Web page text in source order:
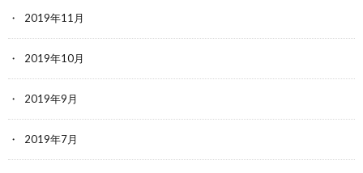
2019年11月
2019年10月
2019年9月
2019年7月